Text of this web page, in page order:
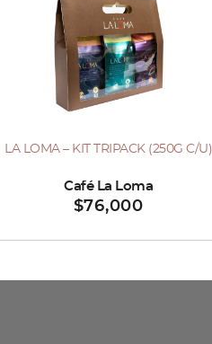
LA LOMA – KIT TRIPACK (250G C/U)
$76,000
por :Café La Loma